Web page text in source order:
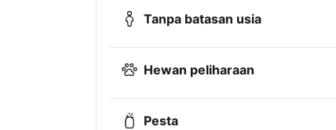
Tanpa batasan usia
Hewan peliharaan
Pesta